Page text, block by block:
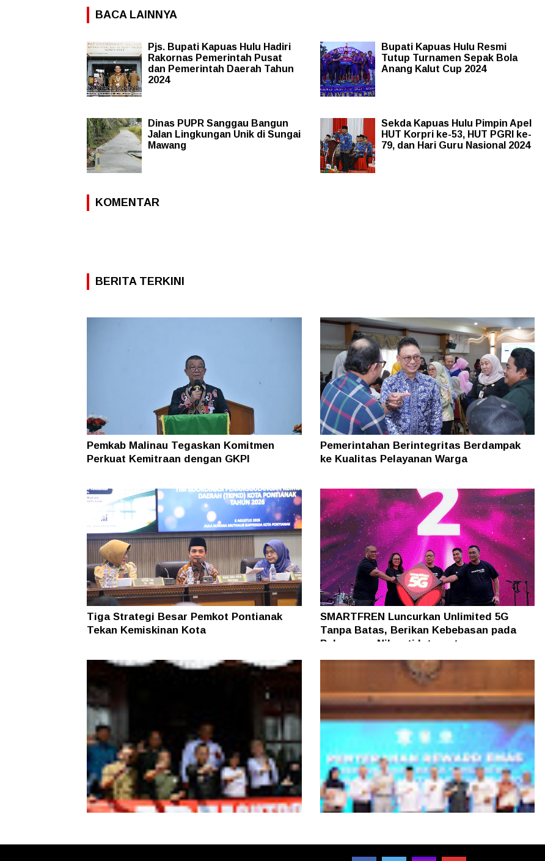
BACA LAINNYA
Pjs. Bupati Kapuas Hulu Hadiri
Rakornas Pemerintah Pusat
dan Pemerintah Daerah Tahun
2024
Bupati Kapuas Hulu Resmi
Tutup Turnamen Sepak Bola
Anang Kalut Cup 2024
Dinas PUPR Sanggau Bangun
Jalan Lingkungan Unik di Sungai
Mawang
Sekda Kapuas Hulu Pimpin Apel
HUT Korpri ke-53, HUT PGRI ke-
79, dan Hari Guru Nasional 2024
KOMENTAR
BERITA TERKINI
Pemkab Malinau Tegaskan Komitmen
Perkuat Kemitraan dengan GKPI
Pemerintahan Berintegritas Berdampak
ke Kualitas Pelayanan Warga
Tiga Strategi Besar Pemkot Pontianak
Tekan Kemiskinan Kota
SMARTFREN Luncurkan Unlimited 5G
Tanpa Batas, Berikan Kebebasan pada
Pelanggan Nikmati Internet